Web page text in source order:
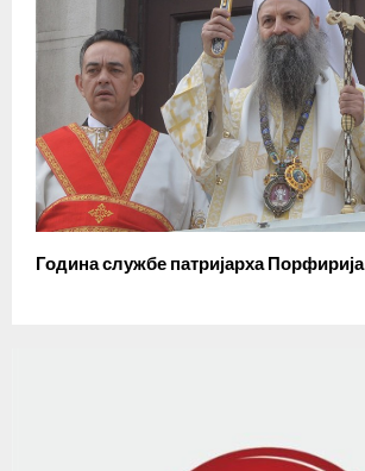
Година службе патријарха Порфирија